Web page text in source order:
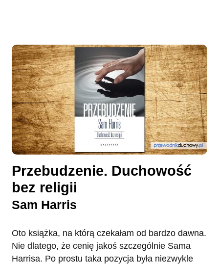
Przebudzenie. Duchowość
bez religii
Sam Harris
Oto książka, na którą czekałam od bardzo dawna.
Nie dlatego, że cenię jakoś szczególnie Sama
Harrisa. Po prostu taka pozycja była niezwykle